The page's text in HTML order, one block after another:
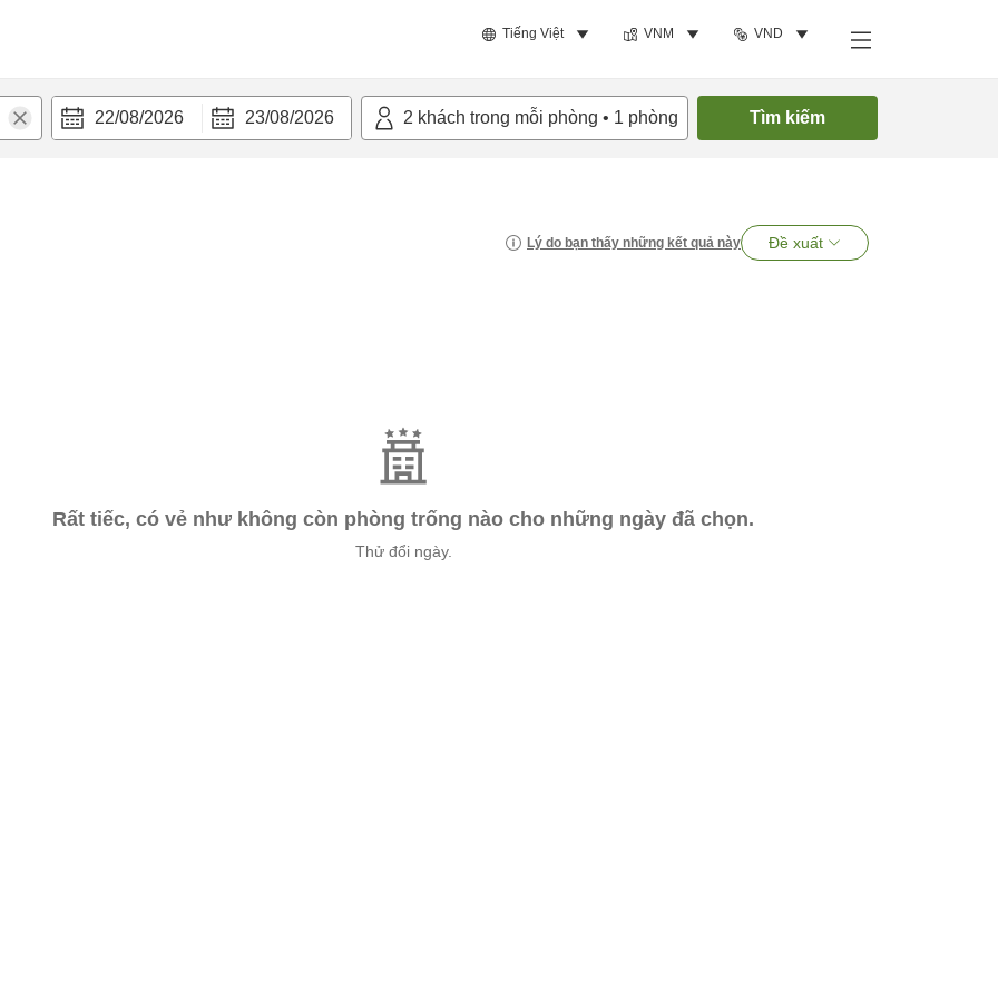
Tiếng Việt VNM VND
22/08/2026 23/08/2026 2 khách trong mỗi phòng • 1 phòng Tìm kiếm
Lý do bạn thấy những kết quả này Đề xuất
Rất tiếc, có vẻ như không còn phòng trống nào cho những ngày đã chọn.
Thử đổi ngày.